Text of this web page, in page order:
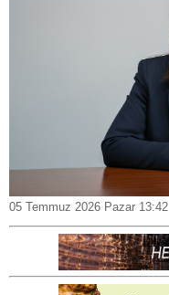
05 Temmuz 2026 Pazar 13:42